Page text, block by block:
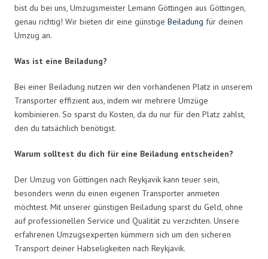
bist du bei uns, Umzugsmeister Lemann Göttingen aus Göttingen,
genau richtig! Wir bieten dir eine günstige Beiladung für deinen
Umzug an.
Was ist eine Beiladung?
Bei einer Beiladung nutzen wir den vorhandenen Platz in unserem
Transporter effizient aus, indem wir mehrere Umzüge
kombinieren. So sparst du Kosten, da du nur für den Platz zahlst,
den du tatsächlich benötigst.
Warum solltest du dich für eine Beiladung entscheiden?
Der Umzug von Göttingen nach Reykjavik kann teuer sein,
besonders wenn du einen eigenen Transporter anmieten
möchtest. Mit unserer günstigen Beiladung sparst du Geld, ohne
auf professionellen Service und Qualität zu verzichten. Unsere
erfahrenen Umzugsexperten kümmern sich um den sicheren
Transport deiner Habseligkeiten nach Reykjavik.